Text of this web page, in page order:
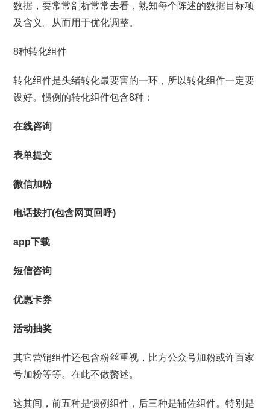
数据，要常常剖析常常去看，熟知每个陈述的数据目标项
及含义。从而用于优化调整。
8种转化组件
转化组件是头绪转化最要害的一环，所以转化组件一定要
设好。惯例的转化组件包含8种：
在线咨询
表单提交
微信加粉
电话拨打(包含网页回呼)
app下载
短信咨询
优惠卡券
活动抽奖
其它营销组件还包含粉丝重视，比方公众号加粉或许百家
号加粉等等。在此不做赘述。
这其间，前五种是惯例组件，后三种是辅佐组件。特别是